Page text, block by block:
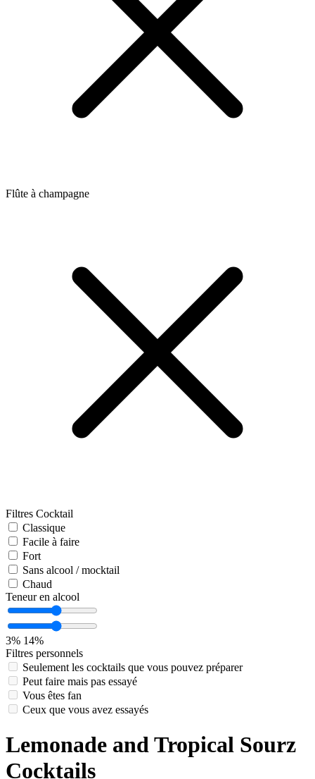
Flûte à champagne
Filtres Cocktail
Classique
Facile à faire
Fort
Sans alcool / mocktail
Chaud
Teneur en alcool
3% 14%
Filtres personnels
Seulement les cocktails que vous pouvez préparer
Peut faire mais pas essayé
Vous êtes fan
Ceux que vous avez essayés
Lemonade and Tropical Sourz
Cocktails